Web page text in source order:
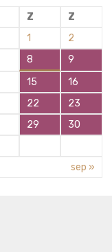
Z
Z
1
2
8
9
15
16
22
23
29
30
sep »